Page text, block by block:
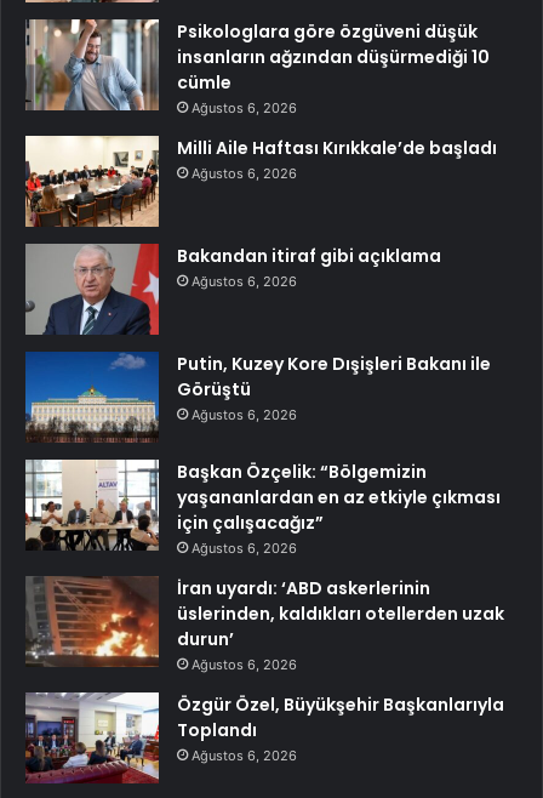
Psikologlara göre özgüveni düşük
insanların ağzından düşürmediği 10
cümle
Ağustos 6, 2026
Milli Aile Haftası Kırıkkale’de başladı
Ağustos 6, 2026
Bakandan itiraf gibi açıklama
Ağustos 6, 2026
Putin, Kuzey Kore Dışişleri Bakanı ile
Görüştü
Ağustos 6, 2026
Başkan Özçelik: “Bölgemizin
yaşananlardan en az etkiyle çıkması
için çalışacağız”
Ağustos 6, 2026
İran uyardı: ‘ABD askerlerinin
üslerinden, kaldıkları otellerden uzak
durun’
Ağustos 6, 2026
Özgür Özel, Büyükşehir Başkanlarıyla
Toplandı
Ağustos 6, 2026